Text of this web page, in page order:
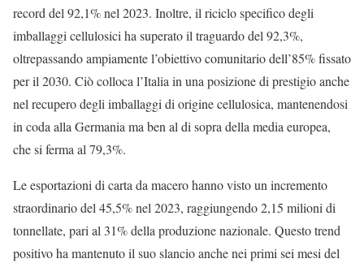
record del 92,1% nel 2023. Inoltre, il riciclo specifico degli
imballaggi cellulosici ha superato il traguardo del 92,3%,
oltrepassando ampiamente l’obiettivo comunitario dell’85% fissato
per il 2030. Ciò colloca l’Italia in una posizione di prestigio anche
nel recupero degli imballaggi di origine cellulosica, mantenendosi
in coda alla Germania ma ben al di sopra della media europea,
che si ferma al 79,3%.
Le esportazioni di carta da macero hanno visto un incremento
straordinario del 45,5% nel 2023, raggiungendo 2,15 milioni di
tonnellate, pari al 31% della produzione nazionale. Questo trend
positivo ha mantenuto il suo slancio anche nei primi sei mesi del